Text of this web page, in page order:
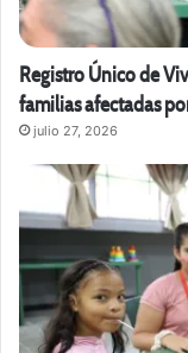
Registro Único de
familias afectadas
julio 27, 2026